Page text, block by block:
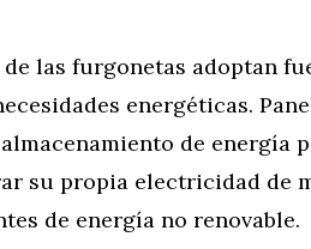
las furgonetas adoptan
energéticas.
de energía
su propia electricidad de
de energía no renovable.